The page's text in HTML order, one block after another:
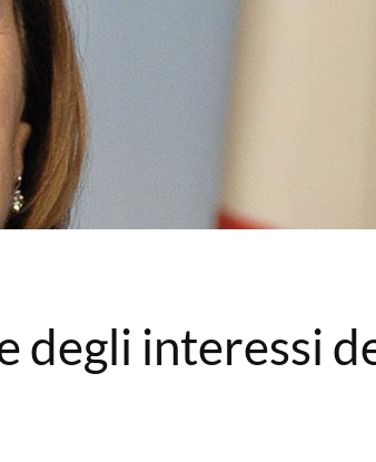
degli interessi